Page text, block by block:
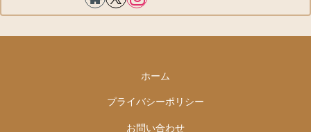
ホーム
プライバシーポリシー
お問い合わせ